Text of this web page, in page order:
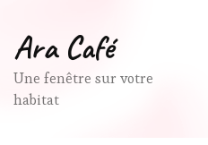
Ara Café
Une fenêtre sur votre
habitat